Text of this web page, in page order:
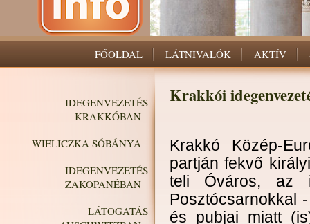
FŐOLDAL LÁTNIVALÓK AKTÍV
IDEGENVEZETÉS
KRAKKÓBAN
WIELICZKA SÓBÁNYA
IDEGENVEZETÉS
ZAKOPANÉBAN
LÁTOGATÁS
Krakkói
Krakkó Közép-
partján fekvő
teli Óváros, az
Posztócsarnokkal
és pubjai miatt